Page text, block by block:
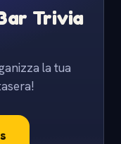
Trivia
la tua